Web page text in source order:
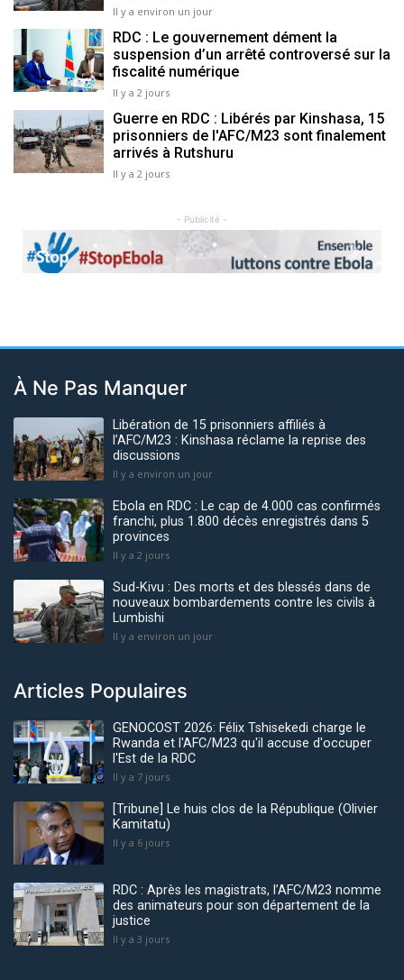
Il y a environ un jour
RDC : Le gouvernement dément la
suspension d’un arrêté controversé sur la
fiscalité numérique
Il y a 2 jours
Guerre en RDC : Libérés par Kinshasa, 15
prisonniers de l'AFC/M23 sont finalement
arrivés à Rutshuru
Il y a 2 jours
- Publicité -
Previous Next
À Ne Pas Manquer
Libération de 15 prisonniers affiliés à
l’AFC/M23 : Kinshasa réclame la reprise des
discussions
Il y a environ un jour
Ebola en RDC : Le cap de 4.000 cas confirmés
franchi, plus 1.800 décès enregistrés dans 5
provinces
Il y a 2 jours
Sud-Kivu : Des morts et des blessés dans de
nouveaux bombardements contre les civils à
Lumbishi
Il y a environ un jour
Articles Populaires
GENOCOST 2026: Félix Tshisekedi charge le
Rwanda et l'AFC/M23 qu'il accuse d'occuper
l'Est de la RDC
Il y a 7 jours
[Tribune] Le huis clos de la République (Olivier
Kamitatu)
Il y a 6 jours
RDC : Après les magistrats, l’AFC/M23 nomme
des animateurs pour son département de la
justice
Il y a 3 jours